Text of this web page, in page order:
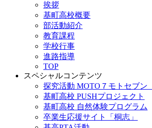
挨拶
基町高校概要
部活動紹介
教育課程
学校行事
進路指導
TOP
スペシャルコンテンツ
探究活動 MOTO７モトセブン
基町高校 PUSHプロジェクト
基町高校 自然体験プログラム
卒業生応援サイト「桐志」